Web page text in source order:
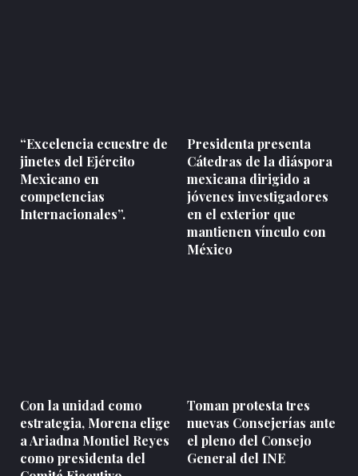
“Excelencia ecuestre de
jinetes del Ejército
Mexicano en
competencias
Internacionales”.
Presidenta presenta
Cátedras de la diáspora
mexicana dirigido a
jóvenes investigadores
en el exterior que
mantienen vínculo con
México
Con la unidad como
estrategia, Morena elige
a Ariadna Montiel Reyes
como presidenta del
Toman protesta tres
nuevas Consejerías ante
el pleno del Consejo
General del INE